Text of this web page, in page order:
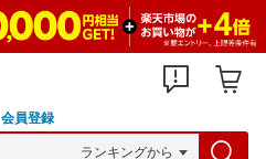
会員登録